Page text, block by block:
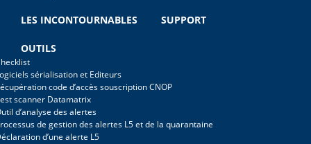
LES INCONTOURNABLES SUPPORT
OUTILS
sérialisation et Editeurs
code d’accès souscription CNOP
scanner Datamatrix
d’analyse des alertes
de gestion des alertes L5 et de la quarantaine
d’une alerte L5